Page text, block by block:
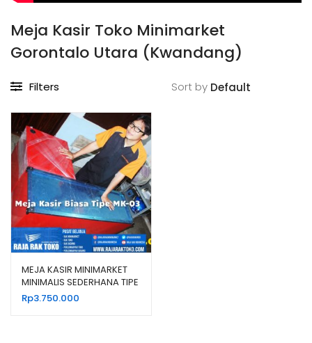
Meja Kasir Toko Minimarket
Gorontalo Utara (Kwandang)
Filters Sort by
MEJA KASIR MINIMARKET
MINIMALIS SEDERHANA TIPE
MK-03
Rp3.750.000